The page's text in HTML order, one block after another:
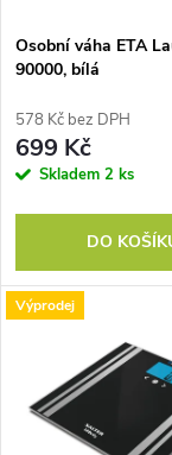
p
r
o
u
t
s
p
r
o
d
u
k
Osobní váha ETA
90000, bílá
578 Kč bez DPH
699 Kč
Skladem 2 ks
DO
Výprodej